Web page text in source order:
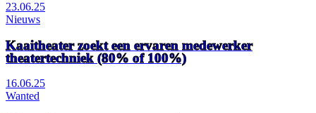
23.06.25
Nieuws
Kaaitheater zoekt een ervaren medewerker
theatertechniek (80% of 100%)
16.06.25
Wanted